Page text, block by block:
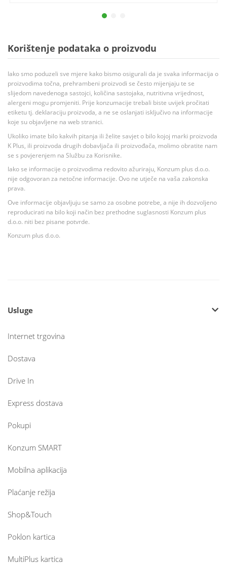
Korištenje podataka o proizvodu
Iako smo poduzeli sve mjere kako bismo osigurali da je svaka informacija o
proizvodima točna, prehrambeni proizvodi se često mijenjaju te se
slijedom navedenoga sastojci, količina sastojaka, nutritivna vrijednost,
alergeni mogu promjeniti. Prije konzumacije trebali biste uvijek pročitati
etiketu tj. deklaraciju proizvoda, a ne se oslanjati isključivo na informacije
koje su objavljene na web stranici.
Ukoliko imate bilo kakvih pitanja ili želite savjet o bilo kojoj marki proizvoda
K Plus, ili proizvoda drugih dobavljača ili proizvođača, molimo obratite nam
se s povjerenjem na Službu za Korisnike.
Iako se informacije o proizvodima redovito ažuriraju, Konzum plus d.o.o.
nije odgovoran za netočne informacije. Ovo ne utječe na vaša zakonska
prava.
Ove informacije objavljuju se samo za osobne potrebe, a nije ih dozvoljeno
reproducirati na bilo koji način bez prethodne suglasnosti Konzum plus
d.o.o. niti bez pisane potvrde.
Konzum plus d.o.o.
Usluge
Internet trgovina
Dostava
Drive In
Express dostava
Pokupi
Konzum SMART
Mobilna aplikacija
Plaćanje režija
Shop&Touch
Poklon kartica
MultiPlus kartica